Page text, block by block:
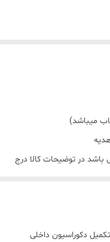
میباشد)
باشد در توضیحات کالا درج
ارسال رایگان نداریم.
دکوراسیون داخلی